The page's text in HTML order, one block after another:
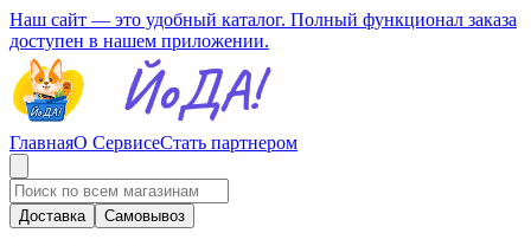
Наш сайт — это удобный каталог. Полный функционал заказа
доступен в нашем приложении.
ГлавнаяО СервисеСтать партнером
Доставка Самовывоз